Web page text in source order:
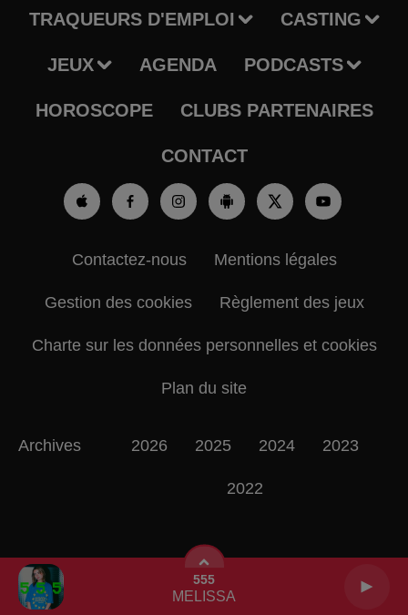
555
MELISSA
TRAQUEURS D'EMPLOI CASTING
JEUX AGENDA PODCASTS
HOROSCOPE CLUBS PARTENAIRES
CONTACT
Contactez-nous Mentions légales
Gestion des cookies Règlement des jeux
Charte sur les données personnelles et cookies
Plan du site
Archives 2026 2025 2024 2023
2022